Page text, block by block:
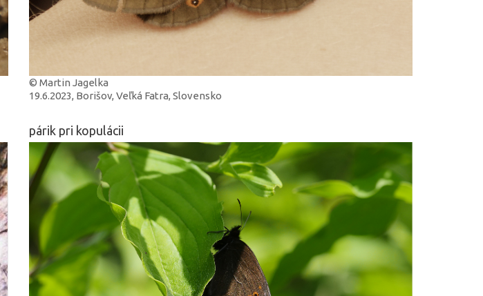
© Martin Jagelka
19.6.2023, Borišov, Veľká Fatra, Slovensko
párik pri kopulácii